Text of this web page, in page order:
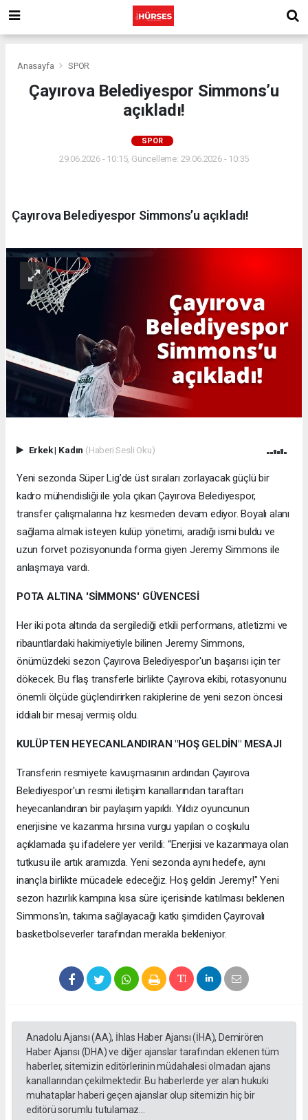
Anasayfa SPOR
Çayırova Belediyespor Simmons’u
açıkladı!
SPOR
29.06.2026 - 10:15, Güncelleme: 29.06.2026 - 10:35
Çayırova Belediyespor Simmons’u açıkladı!
Erkek| Kadın (Haberi Sesli Oku)
Yeni sezonda Süper Lig’de üst sıraları zorlayacak güçlü bir
kadro mühendisliği ile yola çıkan Çayırova Belediyespor,
transfer çalışmalarına hız kesmeden devam ediyor. Boyalı alanı
sağlama almak isteyen kulüp yönetimi, aradığı ismi buldu ve
uzun forvet pozisyonunda forma giyen Jeremy Simmons ile
anlaşmaya vardı.
POTA ALTINA 'SİMMONS' GÜVENCESİ
Her iki pota altında da sergilediği etkili performans, atletizmi ve
ribauntlardaki hakimiyetiyle bilinen Jeremy Simmons,
önümüzdeki sezon Çayırova Belediyespor'un başarısı için ter
dökecek. Bu flaş transferle birlikte Çayırova ekibi, rotasyonunu
önemli ölçüde güçlendirirken rakiplerine de yeni sezon öncesi
iddialı bir mesaj vermiş oldu.
KULÜPTEN HEYECANLANDIRAN "HOŞ GELDİN" MESAJI
Transferin resmiyete kavuşmasının ardından Çayırova
Belediyespor'un resmi iletişim kanallarından taraftarı
heyecanlandıran bir paylaşım yapıldı. Yıldız oyuncunun
enerjisine ve kazanma hırsına vurgu yapılan o coşkulu
açıklamada şu ifadelere yer verildi: “Enerjisi ve kazanmaya olan
tutkusu ile artık aramızda. Yeni sezonda aynı hedefe, aynı
inançla birlikte mücadele edeceğiz. Hoş geldin Jeremy!" Yeni
sezon hazırlık kampına kısa süre içerisinde katılması beklenen
Simmons'ın, takıma sağlayacağı katkı şimdiden Çayırovalı
basketbolseverler tarafından merakla bekleniyor.
Anadolu Ajansı (AA), İhlas Haber Ajansı (İHA), Demirören
Haber Ajansı (DHA) ve diğer ajanslar tarafından eklenen tüm
haberler, sitemizin editörlerinin müdahalesi olmadan ajans
kanallarından çekilmektedir. Bu haberlerde yer alan hukuki
muhataplar haberi geçen ajanslar olup sitemizin hiç bir
editörü sorumlu tutulamaz...